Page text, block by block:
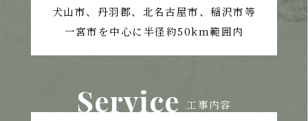
犬山市、丹羽郡、北名古屋市、稲沢市等
一宮市を中心に半径約50km範囲内
Service 工事内容